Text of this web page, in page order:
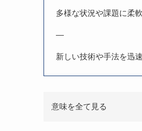
多様な状況や課題に柔
—
新しい技術や手法を迅
意味を全て見る